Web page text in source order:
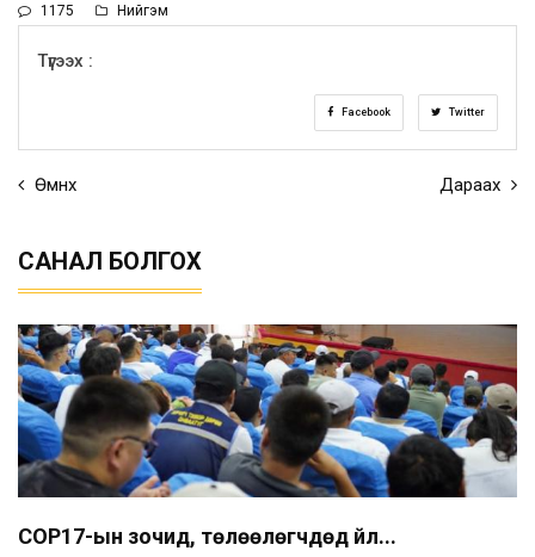
1175 Нийгэм
Түгээх :
Facebook Twitter
Өмнөх Дараах
САНАЛ БОЛГОХ
COP17-ын зочид, төлөөлөгчдөд үйл...